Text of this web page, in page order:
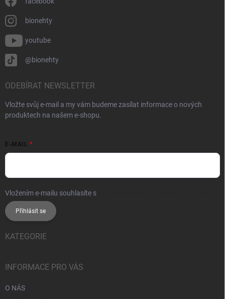
bionehty
youtube
@bionehty
ODEBÍRAT NEWSLETTER
Vložte svůj e-mail a my vám budeme zasílat informace o nových
produktech na našem e-shopu.
E-MAIL
Vložením e-mailu souhlasíte s
Přihlásit se
KATEGORIE
INFORMACE PRO VÁS
O NÁS